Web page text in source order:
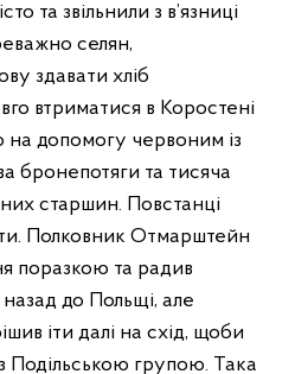
та звільнили з в’язниці
селян,
здавати хліб
втриматися в Коростені
на допомогу червоним із
бронепотяги та тисяча
старшин. Повстанці
Полковник Отмарштейн
поразкою та радив
до Польщі, але
іти далі на схід, щоби
Подільською групою. Така